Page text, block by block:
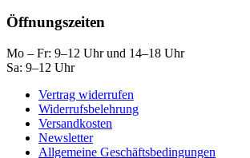
Öffnungszeiten
Mo – Fr: 9–12 Uhr und 14–18 Uhr
Sa: 9–12 Uhr
Vertrag widerrufen
Widerrufsbelehrung
Versandkosten
Newsletter
Allgemeine Geschäftsbedingungen